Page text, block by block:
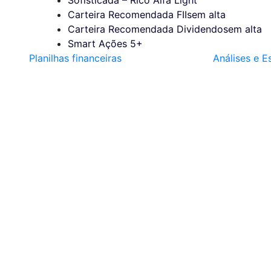
Carteira Recomendada FIIsem alta
Carteira Recomendada Dividendosem alta
Smart Ações 5+
Planilhas financeiras Análises e